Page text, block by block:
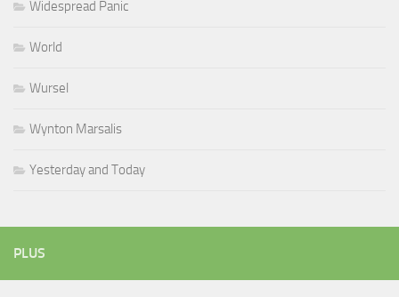
Widespread Panic
World
Wursel
Wynton Marsalis
Yesterday and Today
PLUS